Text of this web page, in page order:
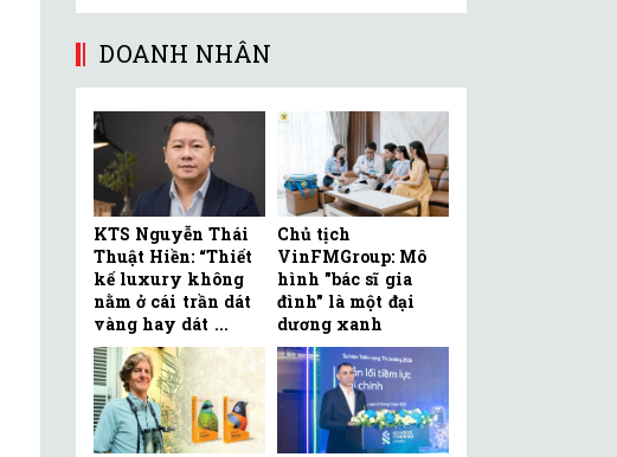
DOANH NHÂN
KTS Nguyễn Thái
Thuật Hiền: “Thiết
kế luxury không
nằm ở cái trần dát
vàng hay dát ...
Chủ tịch
VinFMGroup: Mô
hình "bác sĩ gia
đình" là một đại
dương xanh